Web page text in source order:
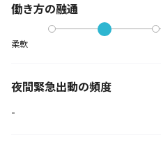
働き方の融通
柔軟
夜間緊急出動の頻度
-